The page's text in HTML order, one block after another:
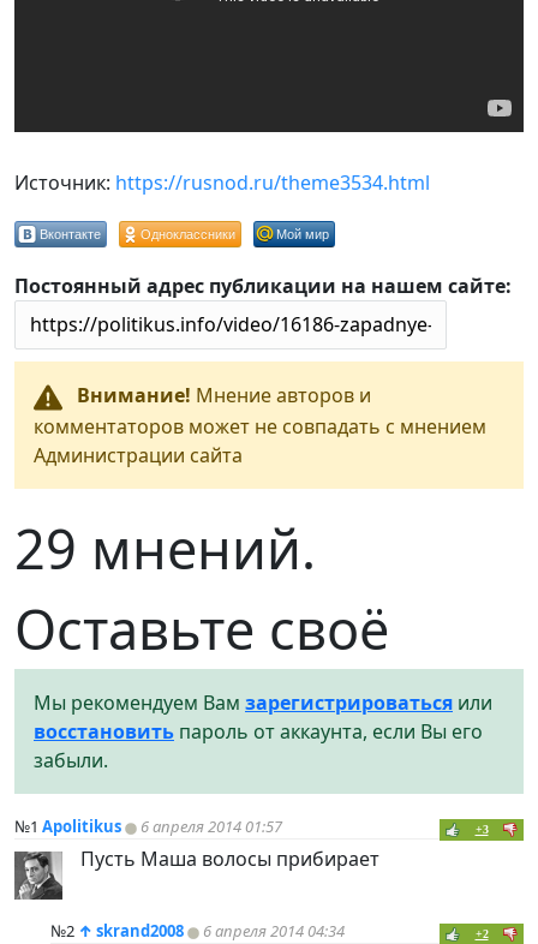
Источник: https://rusnod.ru/theme3534.html
Вконтакте Одноклассники Мой мир
Постоянный адрес публикации на нашем сайте:
Внимание! Мнение авторов и
комментаторов может не совпадать с мнением
Администрации сайта
29 мнений.
Оставьте своё
Мы рекомендуем Вам зарегистрироваться или
восстановить пароль от аккаунта, если Вы его
забыли.
№1 Apolitikus 6 апреля 2014 01:57 +3
Пусть Маша волосы прибирает
№2 ↑ skrand2008 6 апреля 2014 04:34 +2